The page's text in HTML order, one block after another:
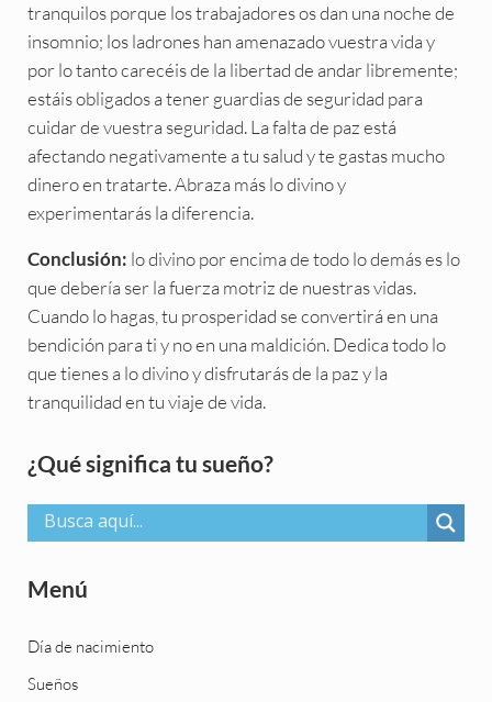
tranquilos porque los trabajadores os dan una noche de
insomnio; los ladrones han amenazado vuestra vida y
por lo tanto carecéis de la libertad de andar libremente;
estáis obligados a tener guardias de seguridad para
cuidar de vuestra seguridad. La falta de paz está
afectando negativamente a tu salud y te gastas mucho
dinero en tratarte. Abraza más lo divino y
experimentarás la diferencia.
Conclusión: lo divino por encima de todo lo demás es lo
que debería ser la fuerza motriz de nuestras vidas.
Cuando lo hagas, tu prosperidad se convertirá en una
bendición para ti y no en una maldición. Dedica todo lo
que tienes a lo divino y disfrutarás de la paz y la
tranquilidad en tu viaje de vida.
Sidebar
¿Qué significa tu sueño?
Menú
Día de nacimiento
Sueños